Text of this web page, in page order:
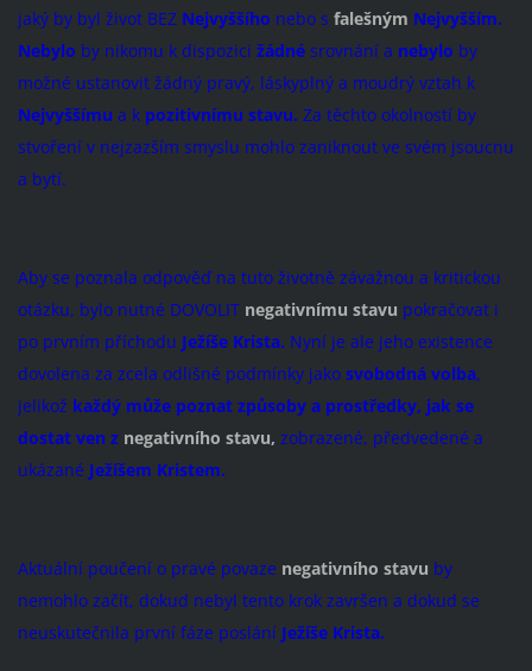
jaký by byl život BEZ Nejvyššího nebo s falešným Nejvyšším.
Nebylo by nikomu k dispozici žádné srovnání a nebylo by
možné ustanovit žádný pravý, láskyplný a moudrý vztah k
Nejvyššímu a k pozitivnímu stavu. Za těchto okolností by
stvoření v nejzazším smyslu mohlo zaniknout ve svém jsoucnu
a bytí.
Aby se poznala odpověď na tuto životně závažnou a kritickou
otázku, bylo nutné DOVOLIT negativnímu stavu pokračovat i
po prvním příchodu Ježíše Krista. Nyní je ale jeho existence
dovolena za zcela odlišné podmínky jako svobodná volba,
jelikož každý může poznat způsoby a prostředky, jak se
dostat ven z negativního stavu, zobrazené, předvedené a
ukázané Ježíšem Kristem.
Aktuální poučení o pravé povaze negativního stavu by
nemohlo začít, dokud nebyl tento krok završen a dokud se
neuskutečnila první fáze poslání Ježíše Krista.